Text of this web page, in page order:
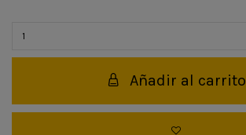
Añadir al carrito